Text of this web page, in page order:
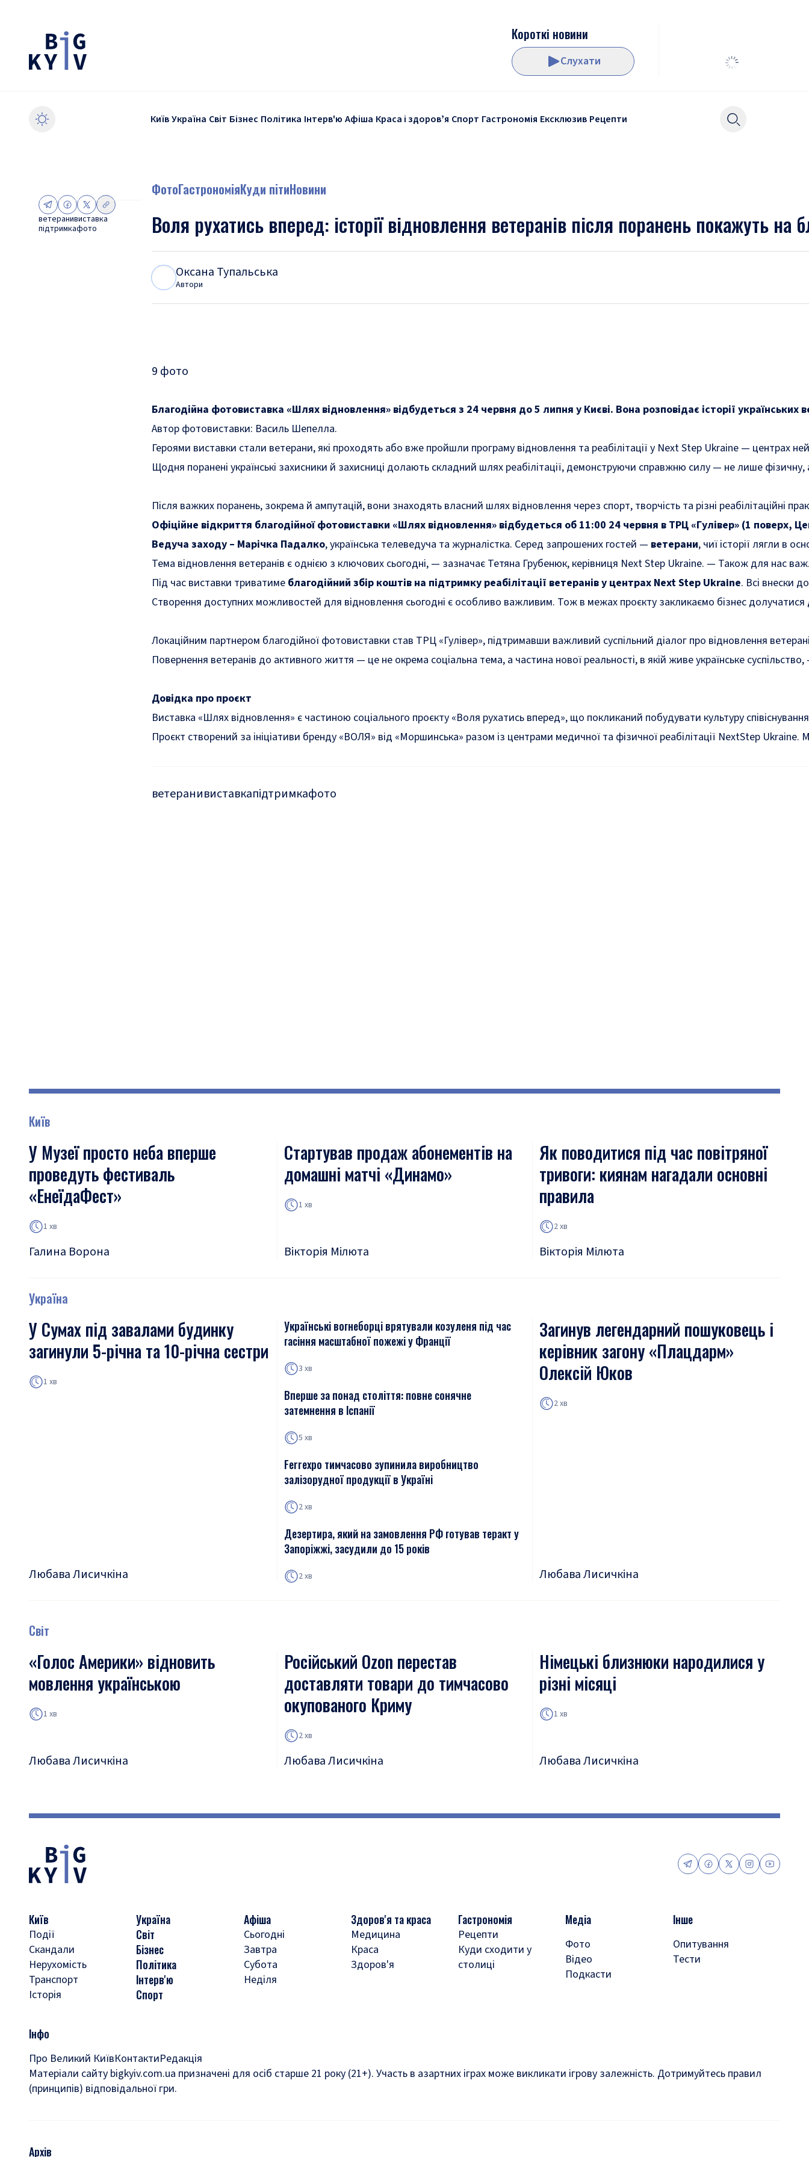
Короткі новини
Слухати
КиївУкраїна Світ Бізнес Політика Інтерв'ю Афіша Краса і здоровʼя Спорт Гастрономія Ексклюзив Рецепти
ветеранивиставка
підтримкафото
ФотоГастрономіяКуди пітиНовини
Воля рухатись вперед: історії відновлення ветеранів після поранень покажуть на
Оксана Тупальська
Автори
9 фото
Благодійна фотовиставка «Шлях відновлення» відбудеться з 24 червня до 5 липня у Києві. Вона розповідає історії
Автор фотовиставки: Василь Шепелла.
Героями виставки стали ветерани, які проходять або вже пройшли програму відновлення та реабілітації у Next Step Ukraine —
Щодня поранені українські захисники й захисниці долають складний шлях реабілітації, демонструючи справжню силу — не лише
Після важких поранень, зокрема й ампутацій, вони знаходять власний шлях відновлення через спорт, творчість та різні реабілітаційні
Офіційне відкриття благодійної фотовиставки «Шлях відновлення» відбудеться об 11:00 24 червня в ТРЦ «Гулівер» (1 поверх,
Ведуча заходу – Марічка Падалко, українська телеведуча та журналістка. Серед запрошених гостей — ветерани, чиї історії лягли в
Тема відновлення ветеранів є однією з ключових сьогодні, — зазначає Тетяна Грубенюк, керівниця Next Step Ukraine. — Також для нас
Під час виставки триватиме благодійний збір коштів на підтримку реабілітації ветеранів у центрах Next Step Ukraine. Всі внески
Створення доступних можливостей для відновлення сьогодні є особливо важливим. Тож в межах проєкту закликаємо бізнес долучатися
Локаційним партнером благодійної фотовиставки став ТРЦ «Гулівер», підтримавши важливий суспільний діалог про відновлення
Повернення ветеранів до активного життя — це не окрема соціальна тема, а частина нової реальності, в якій живе українське суспільство,
Довідка про проєкт
Виставка «Шлях відновлення» є частиною соціального проєкту «Воля рухатись вперед», що покликаний побудувати культуру
Проєкт створений за ініціативи бренду «ВОЛЯ» від «Моршинська» разом із центрами медичної та фізичної реабілітації NextStep
ветеранивиставкапідтримкафото
Київ
У Музеї просто неба вперше
проведуть фестиваль
«ЕнеїдаФест»
1 хв
Галина Ворона
Стартував продаж абонементів на
домашні матчі «Динамо»
1 хв
Вікторія Мілюта
Як поводитися під час повітряної
тривоги: киянам нагадали основні
правила
2 хв
Вікторія Мілюта
Україна
У Сумах під завалами будинку
загинули 5-річна та 10-річна сестри
1 хв
Любава Лисичкіна
Українські вогнеборці врятували козуленя під час
гасіння масштабної пожежі у Франції
3 хв
Вперше за понад століття: повне сонячне
затемнення в Іспанії
5 хв
Ferrexpo тимчасово зупинила виробництво
залізорудної продукції в Україні
2 хв
Дезертира, який на замовлення РФ готував теракт у
Запоріжжі, засудили до 15 років
2 хв
Загинув легендарний пошуковець і
керівник загону «Плацдарм»
Олексій Юков
2 хв
Любава Лисичкіна
Світ
«Голос Америки» відновить
мовлення українською
1 хв
Любава Лисичкіна
Російський Ozon перестав
доставляти товари до тимчасово
окупованого Криму
2 хв
Любава Лисичкіна
Німецькі близнюки народилися у
різні місяці
1 хв
Любава Лисичкіна
Київ
Події
Скандали
Нерухомість
Транспорт
Історія
Україна
Світ
Бізнес
Політика
Інтерв'ю
Спорт
Афіша
Сьогодні
Завтра
Субота
Неділя
Здоров'я та краса
Медицина
Краса
Здоров'я
Гастрономія
Рецепти
Куди сходити у
столиці
Медіа
Фото
Відео
Подкасти
Інше
Опитування
Тести
Інфо
Про Великий КиївКонтактиРедакція
Матеріали сайту bigkyiv.com.ua призначені для осіб старше 21 року (21+). Участь в азартних іграх може викликати ігрову залежність. Дотримуйтесь правил
(принципів) відповідальної гри.
Архів